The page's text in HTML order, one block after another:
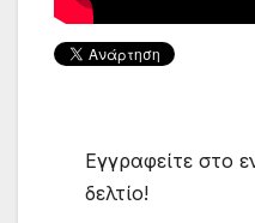
Εγγραφείτε στο
δελτίο!